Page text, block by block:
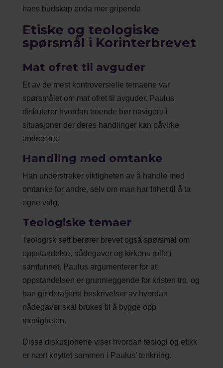
hans budskap enda mer gripende.
Etiske og teologiske
spørsmål i Korinterbrevet
Mat ofret til avguder
Et av de mest kontroversielle temaene var
spørsmålet om mat ofret til avguder. Paulus
diskuterer hvordan troende bør navigere i
situasjoner der deres handlinger kan påvirke
andres tro.
Handling med omtanke
Han understreker viktigheten av å handle med
omtanke for andre, selv om man har frihet til å ta
egne valg.
Teologiske temaer
Teologisk sett berører brevet også spørsmål om
oppstandelse, nådegaver og kirkens rolle i
samfunnet. Paulus argumenterer for at
oppstandelsen er grunnleggende for kristen tro, og
han gir detaljerte beskrivelser av hvordan
nådegaver skal brukes til å bygge opp
menigheten.
Disse diskusjonene viser hvordan teologi og etikk
er nært knyttet sammen i Paulus’ tenkning.